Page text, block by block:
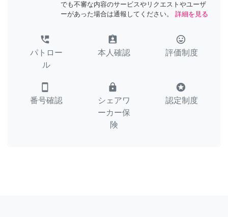
でも不審な内容のサービスやリクエストやユーザ
ーがあった場合は通報してください。
詳細を見る
perm_phone_msg
パトロー
ル
assignment_ind
本人確認
tag_faces
評価制度
smartphone
番号確認
lock
シェアワ
ーカー保
険
stars
認定制度